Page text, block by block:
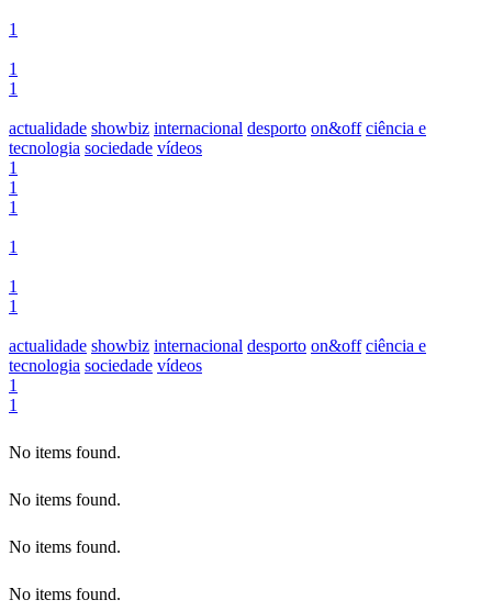
1
1
1
actualidade showbiz internacional desporto on&off ciência e
tecnologia sociedade vídeos
1
1
1
1
1
1
actualidade showbiz internacional desporto on&off ciência e
tecnologia sociedade vídeos
1
1
No items found.
No items found.
No items found.
No items found.